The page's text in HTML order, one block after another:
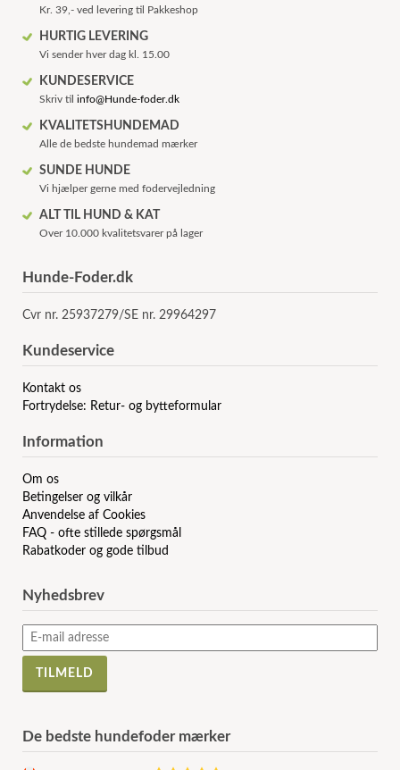
Kr. 39,- ved levering til Pakkeshop
HURTIG LEVERING
Vi sender hver dag kl. 15.00
KUNDESERVICE
Skriv tilinfo@Hunde-foder.dk
KVALITETSHUNDEMAD
Alle de bedste hundemad mærker
SUNDE HUNDE
Vi hjælper gerne med fodervejledning
ALT TIL HUND & KAT
Over 10.000 kvalitetsvarer på lager
Hunde-Foder.dk
Cvr nr. 25937279/SE nr. 29964297
Kundeservice
Kontakt os
Fortrydelse: Retur- og bytteformular
Information
Om os
Betingelser og vilkår
Anvendelse af Cookies
FAQ - ofte stillede spørgsmål
Rabatkoder og gode tilbud
Nyhedsbrev
De bedste hundefoder mærker